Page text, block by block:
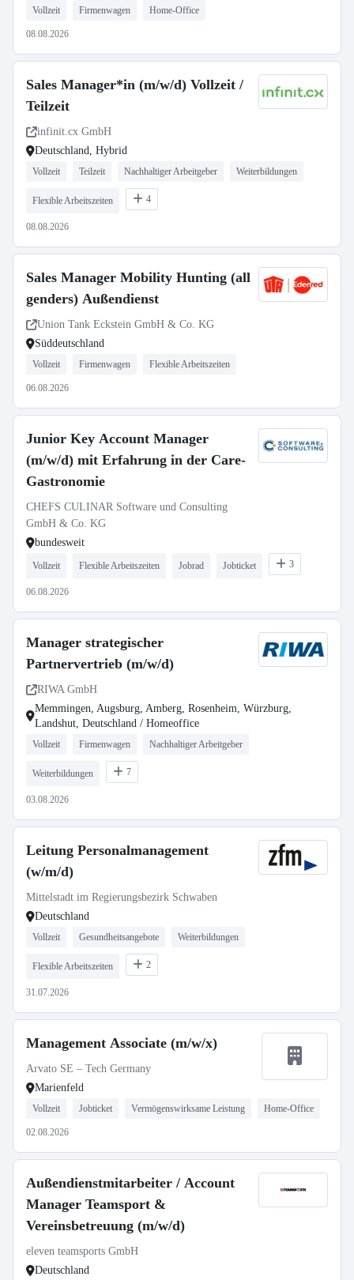
Vollzeit Firmenwagen Home-Office
08.08.2026
Sales Manager*in (m/w/d) Vollzeit /
Teilzeit
infinit.cx GmbH
Deutschland, Hybrid
Vollzeit Teilzeit Nachhaltiger Arbeitgeber Weiterbildungen
Flexible Arbeitszeiten 4
08.08.2026
Sales Manager Mobility Hunting (all
genders) Außendienst
Union Tank Eckstein GmbH & Co. KG
Süddeutschland
Vollzeit Firmenwagen Flexible Arbeitszeiten
06.08.2026
Junior Key Account Manager
(m/w/d) mit Erfahrung in der Care-
Gastronomie
CHEFS CULINAR Software und Consulting
GmbH & Co. KG
bundesweit
Vollzeit Flexible Arbeitszeiten Jobrad Jobticket 3
06.08.2026
Manager strategischer
Partnervertrieb (m/w/d)
RIWA GmbH
Memmingen, Augsburg, Amberg, Rosenheim, Würzburg,
Landshut, Deutschland / Homeoffice
Vollzeit Firmenwagen Nachhaltiger Arbeitgeber
Weiterbildungen 7
03.08.2026
Leitung Personalmanagement
(w/m/d)
Mittelstadt im Regierungsbezirk Schwaben
Deutschland
Vollzeit Gesundheitsangebote Weiterbildungen
Flexible Arbeitszeiten 2
31.07.2026
Management Associate (m/w/x)
Arvato SE – Tech Germany
Marienfeld
Vollzeit Jobticket Vermögenswirksame Leistung Home-Office
02.08.2026
Außendienstmitarbeiter / Account
Manager Teamsport &
Vereinsbetreuung (m/w/d)
eleven teamsports GmbH
Deutschland